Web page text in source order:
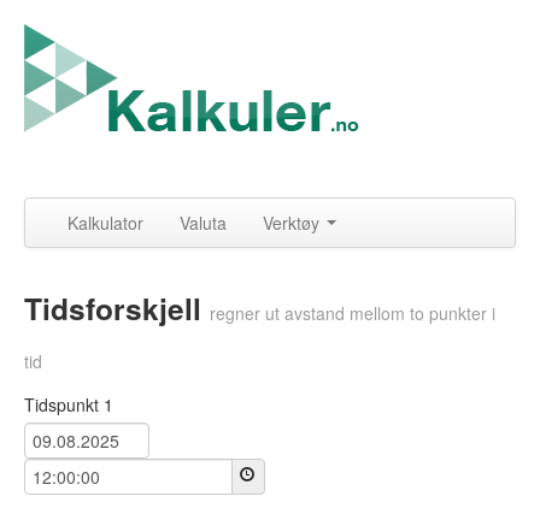
Kalkulator Valuta Verktøy
Tidsforskjell regner ut avstand mellom to punkter i
tid
Tidspunkt 1